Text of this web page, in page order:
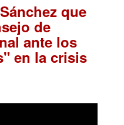
que
de
ante los
en la crisis